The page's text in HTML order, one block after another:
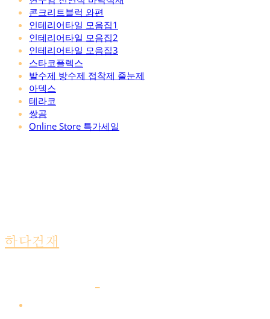
콘크리트블럭 와편
인테리어타일 모음집1
인테리어타일 모음집2
인테리어타일 모음집3
스타코플렉스
발수제 방수제 접착제 줄눈제
아덱스
테라코
쌍곰
Online Store 특가세일
하다건재